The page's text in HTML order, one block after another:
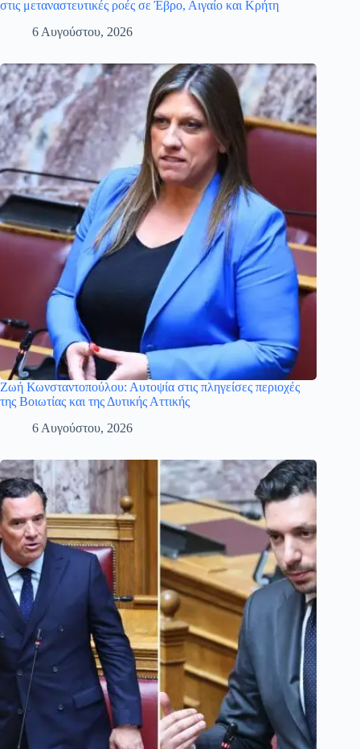
στις μεταναστευτικές ροές σε Έβρο, Αιγαίο και Κρήτη
6 Αυγούστου, 2026
Ζωή Κωνσταντοπούλου: Αυτοψία στις πληγείσες περιοχές
της Βοιωτίας και της Δυτικής Αττικής
6 Αυγούστου, 2026